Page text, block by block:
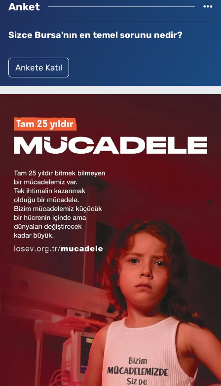
Anket
Sizce Bursa'nın en temel sorunu nedir?
Ankete Katıl